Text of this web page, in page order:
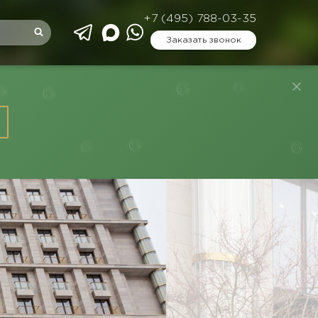
+7 (495) 788-03-35
Заказать звонок